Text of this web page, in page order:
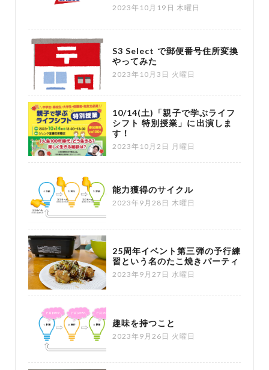
2023年10月19日 木曜日
S3 Select で郵便番号住所変換
やってみた
2023年10月3日 火曜日
10/14(土)「親子で学ぶライフ
シフト 特別授業」に出演しま
す！
2023年10月2日 月曜日
能力獲得のサイクル
2023年9月28日 木曜日
25周年イベント第三弾の予行練
習という名のたこ焼きパーティ
2023年9月27日 水曜日
趣味を持つこと
2023年9月26日 火曜日